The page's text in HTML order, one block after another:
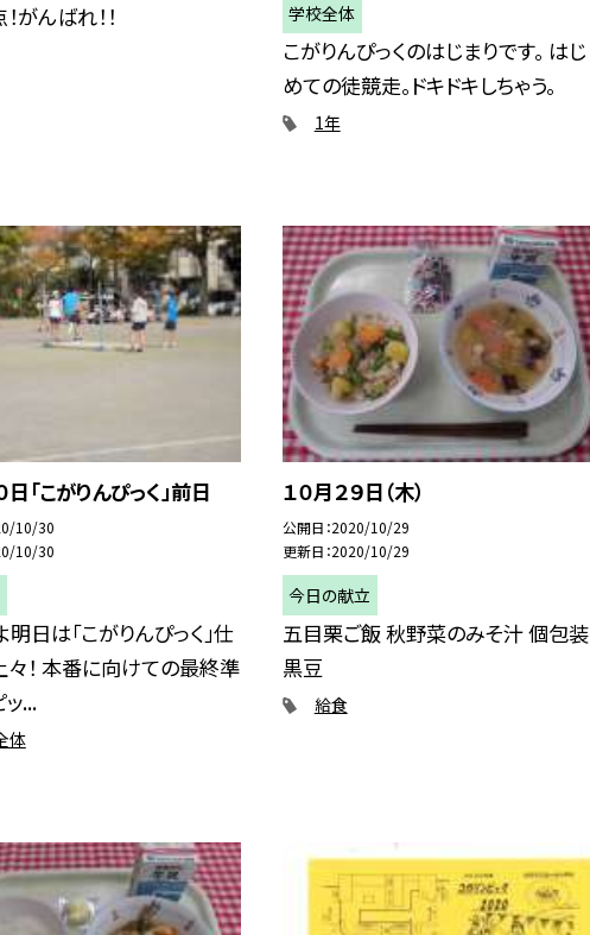
がんばれ！！ 学校全体
こがりんぴっくのはじまりです。 はじ
めての徒競走。ドキドキしちゃう。
1年
日「こがりんぴっく」前日
10/30
10/30
明日は「こがりんぴっく」仕
！ 本番に向けての最終準
...
体
１０月２９日（木）
公開日 2020/10/29
更新日 2020/10/29
今日の献立
五目栗ご飯 秋野菜のみそ汁 個包装
黒豆
給食